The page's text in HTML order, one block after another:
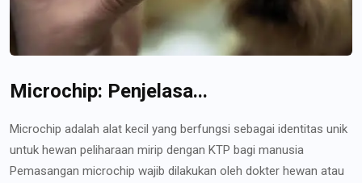
Microchip: Penjelasa...
Microchip adalah alat kecil yang berfungsi sebagai identitas unik
untuk hewan peliharaan mirip dengan KTP bagi manusia
Pemasangan microchip wajib dilakukan oleh dokter hewan atau